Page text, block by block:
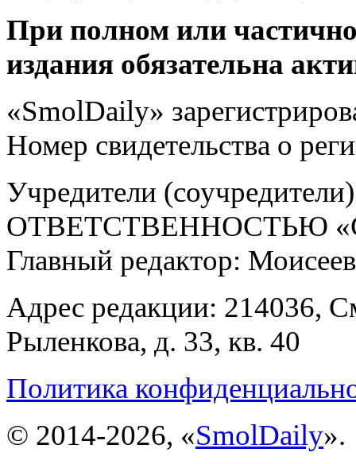
При полном или
издания обязательна
«SmolDaily»
Номер свидетельства о
Учредители
ОТВЕТСТВЕННОСТЬЮ
Главный редактор:
Адрес редакции: 214036,
Рыленкова, д. 33, кв. 40
Политика
© 2014-2026, «SmolDaily».